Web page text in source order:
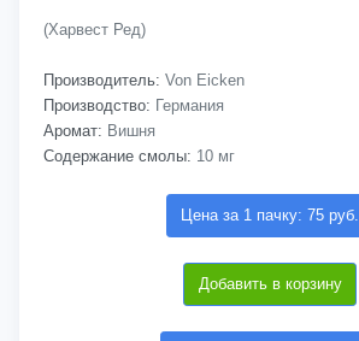
(Харвест Ред)
Производитель: Von Eicken
Производство: Германия
Аромат: Вишня
Содержание смолы: 10 мг
Цена за 1 пачку: 75 руб.
Добавить в корзину